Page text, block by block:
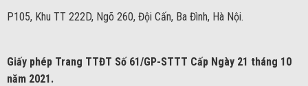
P105, Khu TT 222D, Ngõ 260, Đội Cấn, Ba Đình, Hà Nội.
Giấy phép Trang TTĐT Số 61/GP-STTT Cấp Ngày 21 tháng 10
năm 2021.